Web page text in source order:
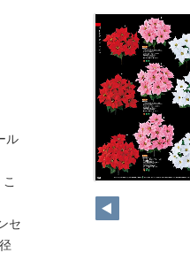
92
ル
セ